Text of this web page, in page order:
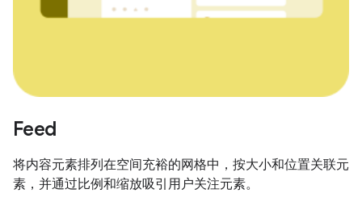
Feed
将内容元素排列在空间充裕的网格中，按大小和位置关联元
素，并通过比例和缩放吸引用户关注元素。